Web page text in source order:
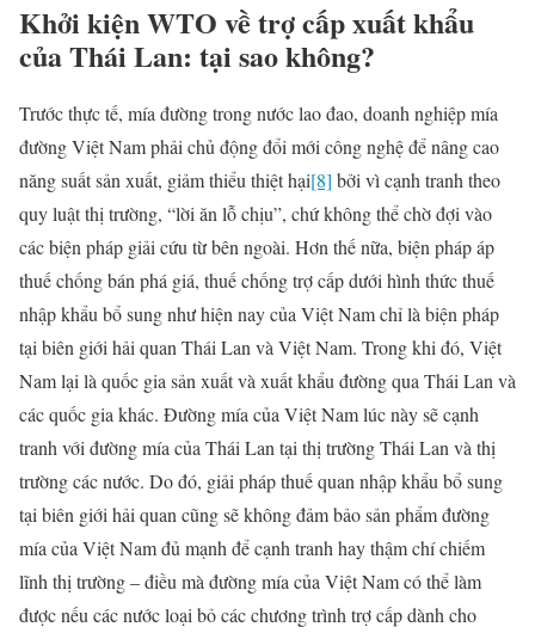
Khởi kiện WTO về trợ cấp xuất khẩu
của Thái Lan: tại sao không?
Trước thực tế, mía đường trong nước lao đao, doanh nghiệp mía
đường Việt Nam phải chủ động đổi mới công nghệ để nâng cao
năng suất sản xuất, giảm thiểu thiệt hại[8] bởi vì cạnh tranh theo
quy luật thị trường, “lời ăn lỗ chịu”, chứ không thể chờ đợi vào
các biện pháp giải cứu từ bên ngoài. Hơn thế nữa, biện pháp áp
thuế chống bán phá giá, thuế chống trợ cấp dưới hình thức thuế
nhập khẩu bổ sung như hiện nay của Việt Nam chỉ là biện pháp
tại biên giới hải quan Thái Lan và Việt Nam. Trong khi đó, Việt
Nam lại là quốc gia sản xuất và xuất khẩu đường qua Thái Lan và
các quốc gia khác. Đường mía của Việt Nam lúc này sẽ cạnh
tranh với đường mía của Thái Lan tại thị trường Thái Lan và thị
trường các nước. Do đó, giải pháp thuế quan nhập khẩu bổ sung
tại biên giới hải quan cũng sẽ không đảm bảo sản phẩm đường
mía của Việt Nam đủ mạnh để cạnh tranh hay thậm chí chiếm
lĩnh thị trường – điều mà đường mía của Việt Nam có thể làm
được nếu các nước loại bỏ các chương trình trợ cấp dành cho